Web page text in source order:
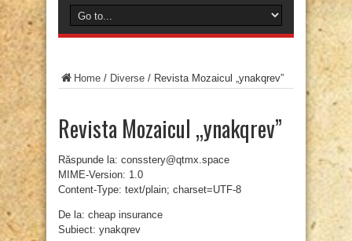
Home / Diverse / Revista Mozaicul „ynakqrev”
Revista Mozaicul „ynakqrev”
Răspunde la: consstery@qtmx.space
MIME-Version: 1.0
Content-Type: text/plain; charset=UTF-8
De la: cheap insurance
Subiect: ynakqrev